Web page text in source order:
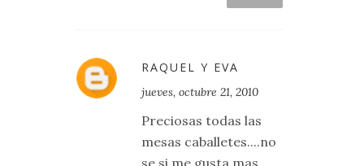
RAQUEL Y EVA
jueves, octubre 21, 2010
Preciosas todas las
mesas caballetes....no
se si me gusta mas